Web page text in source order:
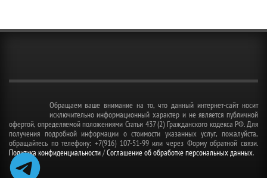
Обращаем ваше внимание на то, что данный интернет-сайт носит
исключительно информационный характер и не является публичной
офертой, определяемой положениями Статьи 437 (2) Гражданского кодекса РФ. Для
получения подробной информации о стоимости указанных услуг, пожалуйста,
обращайтесь по телефону: +7(916) 107-51-99 или через Форму обратной связи.
Политика конфиденциальности/Соглашение об обработке персональных данных.